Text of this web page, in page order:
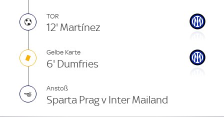
TOR
12' Martínez
Gelbe Karte
6' Dumfries
Anstoß
Sparta Prag v Inter Mailand